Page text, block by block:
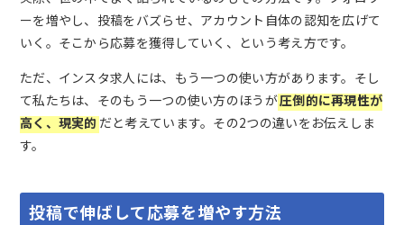
ーを増やし、投稿をバズらせ、アカウント自体の認知を広げて
いく。そこから応募を獲得していく、という考え方です。
ただ、インスタ求人には、もう一つの使い方があります。そし
て私たちは、そのもう一つの使い方のほうが圧倒的に再現性が
高く、現実的 だと考えています。その2つの違いをお伝えしま
す。
投稿で伸ばして応募を増やす方法